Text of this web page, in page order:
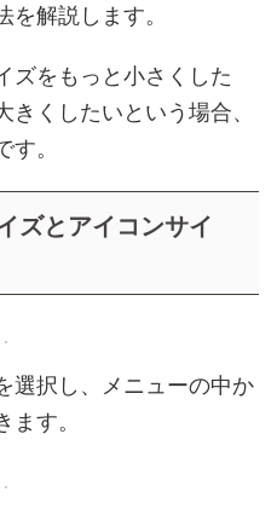
解説します。
ズをもっと小さくした
くしたいという場合、
。
ズとアイコンサイ
選択し、メニューの中か
す。